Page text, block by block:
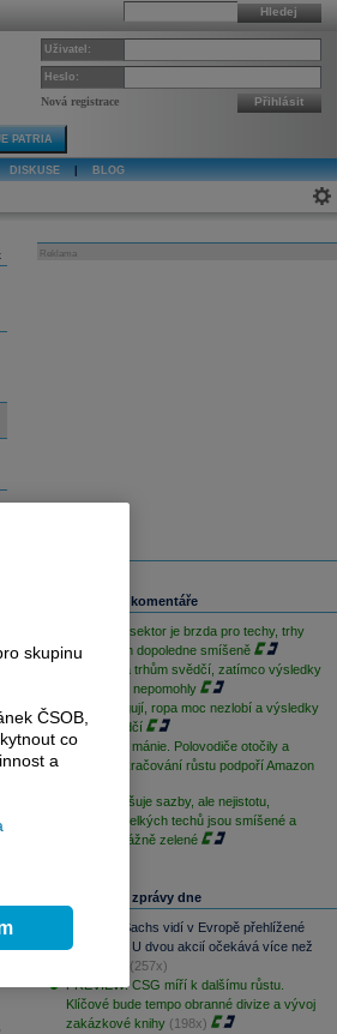
Hledej
Uživatel:
Heslo:
Nová registrace Přihlásit
PATRIA
DISKUSE BLOG
Reklama
Související komentáře
Paměťový sektor je brzda pro techy, trhy
jsou na tom dopoledne smíšeně
Geopolitika trhům svědčí, zatímco výsledky
sentimentu nepomohly
Techy fungují, ropa moc nezlobí a výsledky
trhům svědčí
Po depresi mánie. Polovodiče otočily a
dnešní pokračování růstu podpoří Amazon
Fed nezvyšuje sazby, ale nejistotu,
výsledky velkých techů jsou smíšené a
akcie převážně zelené
Nejčtenější zprávy dne
Goldman Sachs vidí v Evropě přehlížené
příležitosti. U dvou akcií očekává více než
(257x)
PREVIEW: CSG míří k dalšímu růstu.
Klíčové bude tempo obranné divize a vývoj
zakázkové knihy (198x)
skupinu
ČSOB,
co
a